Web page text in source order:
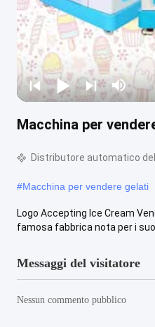
Macchina per
Distributore automatico
#Macchina per vendere gelati
Logo Accepting Ice Cream
famosa fabbrica nota per i
Messaggi del visitatore
Nessun commento pubblico